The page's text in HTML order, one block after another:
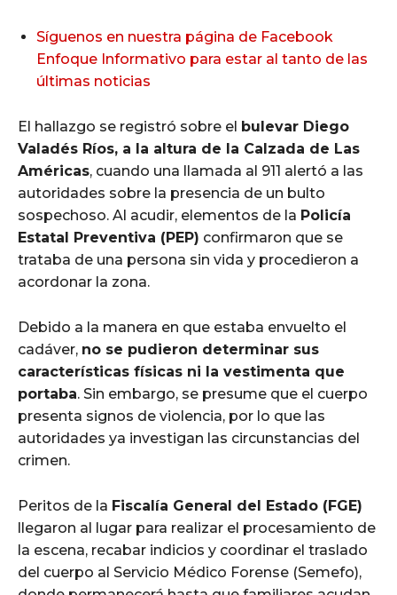
Síguenos en nuestra página de Facebook
Enfoque Informativo para estar al tanto de las
últimas noticias
El hallazgo se registró sobre el bulevar Diego
Valadés Ríos, a la altura de la Calzada de Las
Américas, cuando una llamada al 911 alertó a las
autoridades sobre la presencia de un bulto
sospechoso. Al acudir, elementos de la Policía
Estatal Preventiva (PEP) confirmaron que se
trataba de una persona sin vida y procedieron a
acordonar la zona.
Debido a la manera en que estaba envuelto el
cadáver, no se pudieron determinar sus
características físicas ni la vestimenta que
portaba. Sin embargo, se presume que el cuerpo
presenta signos de violencia, por lo que las
autoridades ya investigan las circunstancias del
crimen.
Peritos de la Fiscalía General del Estado (FGE)
llegaron al lugar para realizar el procesamiento de
la escena, recabar indicios y coordinar el traslado
del cuerpo al Servicio Médico Forense (Semefo),